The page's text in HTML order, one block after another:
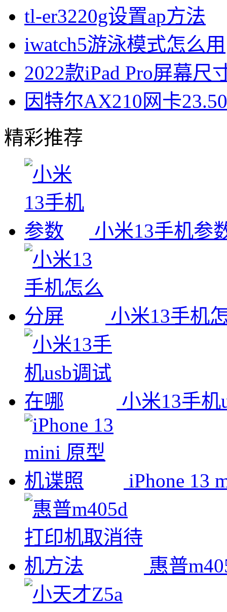
tl-er3220g设置ap方法
iwatch5游泳模式怎么用
2022款iPad Pro屏幕尺
因特尔AX210网卡
精彩推荐
小米13手机参
小米13手机
小米13手机
iPhone 13
惠普